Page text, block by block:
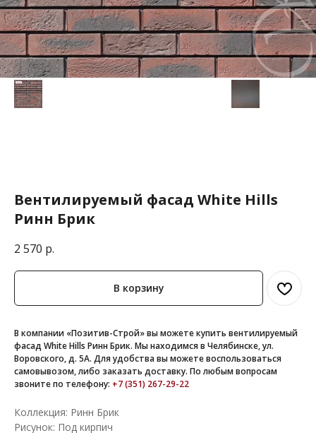
Вентилируемый фасад White Hills
Ринн Брик
2 570 р.
В корзину
В компании «Позитив-Строй» вы можете купить вентилируемый
фасад White Hills Ринн Брик. Мы находимся в Челябинске, ул.
Воровского, д. 5А. Для удобства вы можете воспользоваться
самовывозом, либо заказать доставку. По любым вопросам
звоните по телефону: +7 (351) 267-29-22
Коллекция: Ринн Брик
Рисунок: Под кирпич